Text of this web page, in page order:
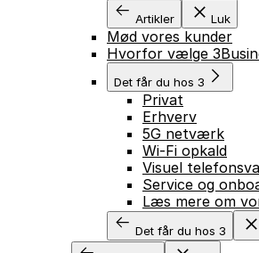
GÅ TIL
Artikler Luk
Mød vores kunder
Hvorfor vælge
Det får du hos 3
Privat
Erhverv
5G netværk
Wi-Fi opkald
Visuel
Service og
Læs mere om
Det får du hos 3